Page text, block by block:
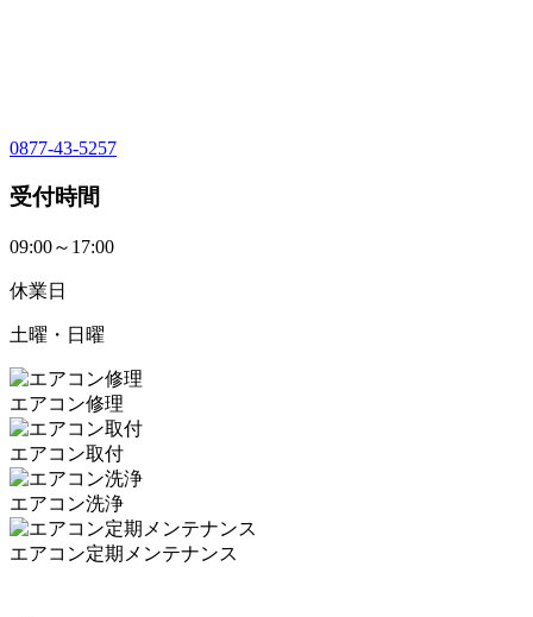
0877-43-5257
受付時間
09:00～17:00
休業日
土曜・日曜
エアコン修理
エアコン取付
エアコン洗浄
エアコン定期メンテナンス